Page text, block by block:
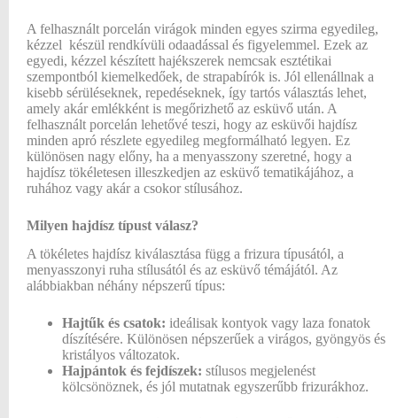
A felhasznált porcelán virágok minden egyes szirma egyedileg,
kézzel készül rendkívüli odaadással és figyelemmel. Ezek az
egyedi, kézzel készített hajékszerek nemcsak esztétikai
szempontból kiemelkedőek, de strapabírók is. Jól ellenállnak a
kisebb sérüléseknek, repedéseknek, így tartós választás lehet,
amely akár emlékként is megőrizhető az esküvő után. A
felhasznált porcelán lehetővé teszi, hogy az esküvői hajdísz
minden apró részlete egyedileg megformálható legyen. Ez
különösen nagy előny, ha a menyasszony szeretné, hogy a
hajdísz tökéletesen illeszkedjen az esküvő tematikájához, a
ruhához vagy akár a csokor stílusához.
Milyen hajdísz típust válasz?
A tökéletes hajdísz kiválasztása függ a frizura típusától, a
menyasszonyi ruha stílusától és az esküvő témájától. Az
alábbiakban néhány népszerű típus:
Hajtűk és csatok: ideálisak kontyok vagy laza fonatok
díszítésére. Különösen népszerűek a virágos, gyöngyös és
kristályos változatok.
Hajpántok és fejdíszek: stílusos megjelenést
kölcsönöznek, és jól mutatnak egyszerűbb frizurákhoz.